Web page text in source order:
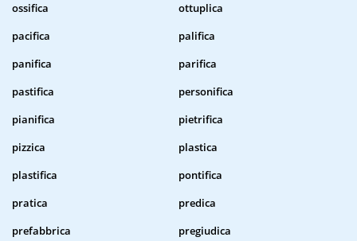
ossifica
ottuplica
pacifica
palifica
panifica
parifica
pastifica
personifica
pianifica
pietrifica
pizzica
plastica
plastifica
pontifica
pratica
predica
prefabbrica
pregiudica